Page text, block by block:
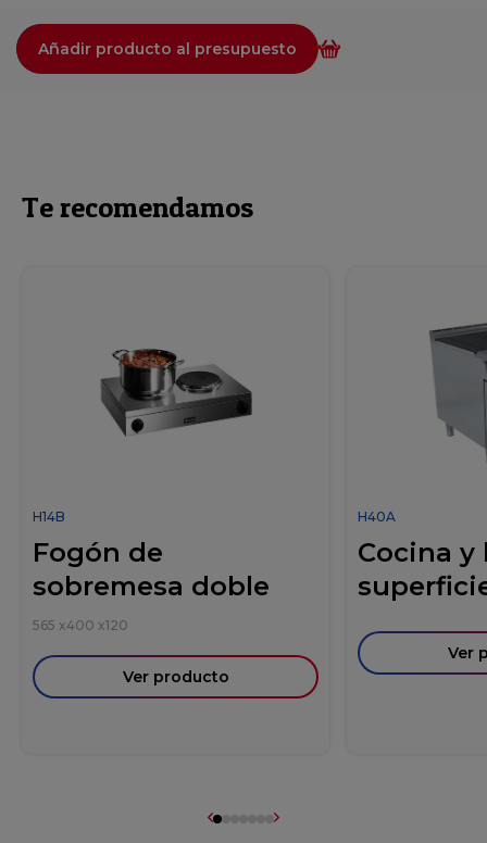
Añadir producto al presupuesto
Te recomendamos
H14B
Fogón de
sobremesa doble
565 x400 x120
Ver producto
H40A
Cocina y
Ver